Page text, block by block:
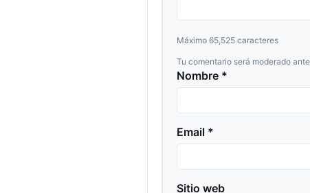
Máximo 65,525 caracteres
Tu comentario será moderado
Nombre *
Email *
Sitio web